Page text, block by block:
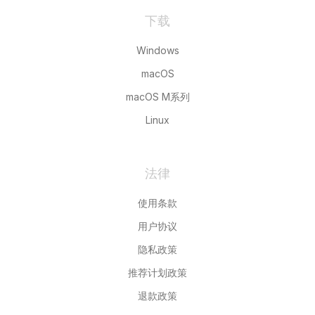
下载
Windows
macOS
macOS M系列
Linux
法律
使用条款
用户协议
隐私政策
推荐计划政策
退款政策